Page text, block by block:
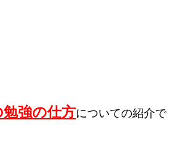
強の仕方についての紹介で